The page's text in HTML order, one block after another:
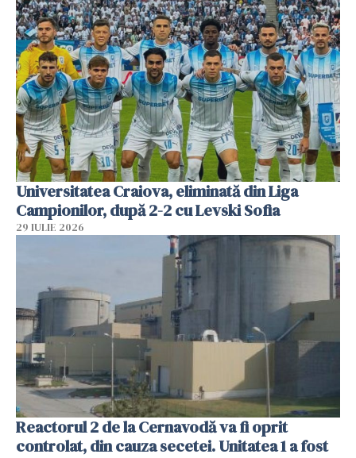
Universitatea Craiova, eliminată din Liga
Campionilor, după 2-2 cu Levski Sofia
29 IULIE 2026
Reactorul 2 de la Cernavodă va fi oprit
controlat, din cauza secetei. Unitatea 1 a fost